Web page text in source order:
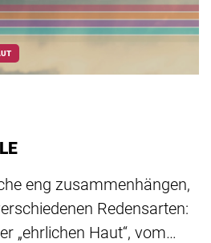
eng zusammenhängen,
Redensarten:
„ehrlichen Haut“, vom…